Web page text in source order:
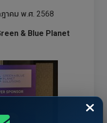
าคม พ.ศ. 2568
& Blue Planet